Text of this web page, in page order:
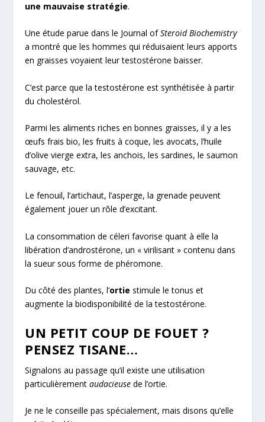
une mauvaise stratégie.
Une étude parue dans le Journal ofSteroid Biochemistry
a montré que les hommes qui réduisaient leurs apports
en graisses voyaient leur testostérone baisser.
C’est parce que la testostérone est synthétisée à partir
du cholestérol.
Parmi les aliments riches en bonnes graisses, il y a les
œufs frais bio, les fruits à coque, les avocats, l’huile
d’olive vierge extra, les anchois, les sardines, le saumon
sauvage, etc.
Le fenouil, l’artichaut, l’asperge, la grenade peuvent
également jouer un rôle d’excitant.
La consommation de céleri favorise quant à elle la
libération d’androstérone, un « virilisant » contenu dans
la sueur sous forme de phéromone.
Du côté des plantes, l’ortiestimule le tonus et
augmente la biodisponibilité de la testostérone.
UN PETIT COUP DE FOUET ?
PENSEZ TISANE…
Signalons au passage qu’il existe une utilisation
particulièrement audacieuse de l’ortie.
Je ne le conseille pas spécialement, mais disons qu’elle